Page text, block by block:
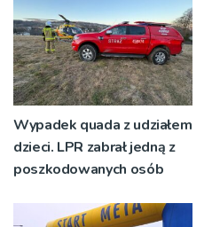
Wypadek quada z udziałem
dzieci. LPR zabrał jedną z
poszkodowanych osób